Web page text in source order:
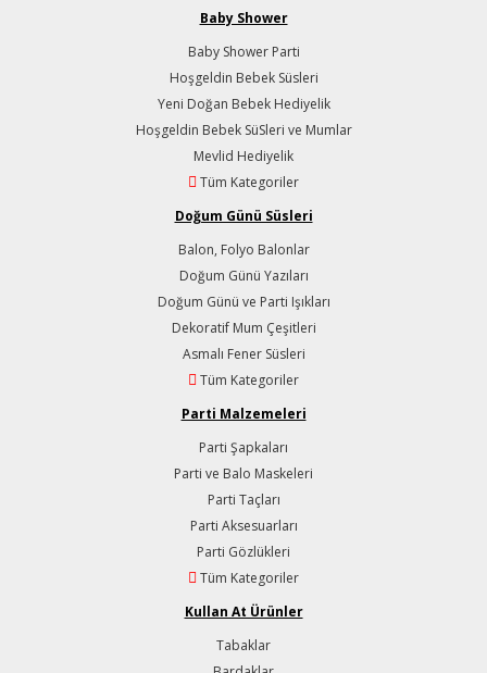
Baby Shower
Baby Shower Parti
Hoşgeldin Bebek Süsleri
Yeni Doğan Bebek Hediyelik
Hoşgeldin Bebek SüSleri ve Mumlar
Mevlid Hediyelik
Tüm Kategoriler
Doğum Günü Süsleri
Balon, Folyo Balonlar
Doğum Günü Yazıları
Doğum Günü ve Parti Işıkları
Dekoratif Mum Çeşitleri
Asmalı Fener Süsleri
Tüm Kategoriler
Parti Malzemeleri
Parti Şapkaları
Parti ve Balo Maskeleri
Parti Taçları
Parti Aksesuarları
Parti Gözlükleri
Tüm Kategoriler
Kullan At Ürünler
Tabaklar